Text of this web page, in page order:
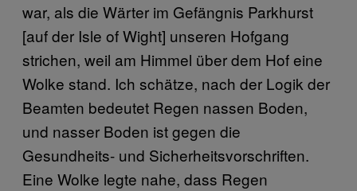
war, als die Wärter im Gefängnis Parkhurst
[auf der Isle of Wight] unseren Hofgang
strichen, weil am Himmel über dem Hof eine
Wolke stand. Ich schätze, nach der Logik der
Beamten bedeutet Regen nassen Boden,
und nasser Boden ist gegen die
Gesundheits- und Sicherheitsvorschriften.
Eine Wolke legte nahe, dass Regen